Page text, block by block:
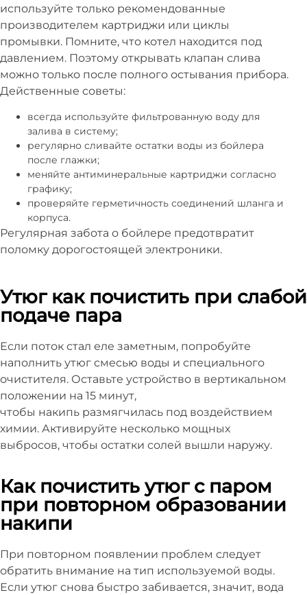
используйте только рекомендованные
производителем картриджи или циклы
промывки. Помните, что котел находится под
давлением. Поэтому открывать клапан слива
можно только после полного остывания прибора.
Действенные советы:
всегда используйте фильтрованную воду для
залива в систему;
регулярно сливайте остатки воды из бойлера
после глажки;
меняйте антиминеральные картриджи согласно
графику;
проверяйте герметичность соединений шланга и
корпуса.
Регулярная забота о бойлере предотвратит
поломку дорогостоящей электроники.
Утюг как почистить при слабой
подаче пара
Если поток стал еле заметным, попробуйте
наполнить утюг смесью воды и специального
очистителя. Оставьте устройство в вертикальном
положении на 15 минут,
чтобы накипь размягчилась под воздействием
химии. Активируйте несколько мощных
выбросов, чтобы остатки солей вышли наружу.
Как почистить утюг с паром
при повторном образовании
накипи
При повторном появлении проблем следует
обратить внимание на тип используемой воды.
Если утюг снова быстро забивается, значит, вода